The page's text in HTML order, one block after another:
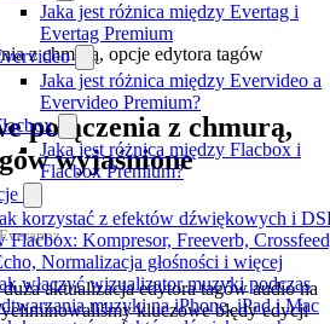
Jaka jest różnica między Evertag i
Evertag Premium
Jaka jest różnica między Evervideo a
Evervideo Premium?
Jaka jest różnica między Flacbox i
Flacbox Premium?
korzystać z efektów dźwiękowych i
Flacbox: Kompresor, Freeverb,
Normalizacja głośności i więcej
włączyć wizualizator muzyki podczas
muzyki na iPhone, iPad i Mac
z chmurą, opcje edytora tagów
połączenia z chmurą,
wyjaśnione
aktualizacja edytora tagów audio na
kluczowe błędy edycji